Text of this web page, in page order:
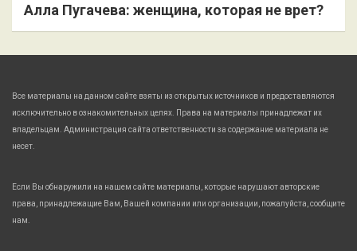
Алла Пугачева: женщина, которая не врет?
Все материалы на данном сайте взяты из открытых источников и предоставляются
исключительно в ознакомительных целях. Права на материалы принадлежат их
владельцам. Администрация сайта ответственности за содержание материала не
несет.
Если Вы обнаружили на нашем сайте материалы, которые нарушают авторские
права, принадлежащие Вам, Вашей компании или организации, пожалуйста, сообщите
нам.